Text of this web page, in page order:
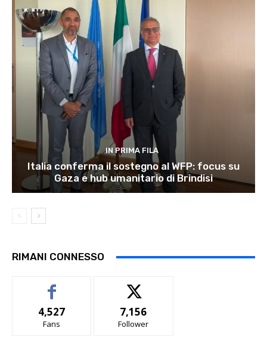
IN PRIMA FILA
Italia conferma il sostegno al WFP: focus su
Gaza e hub umanitario di Brindisi
RIMANI CONNESSO
4,527
Fans
7,156
Follower